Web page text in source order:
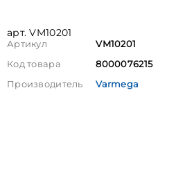
арт. VM10201
Артикул
VM10201
Код товара
8000076215
Производитель
Varmega